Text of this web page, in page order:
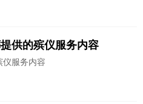
供的殡仪服务内容
服务内容